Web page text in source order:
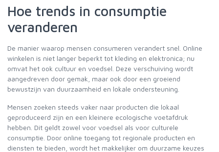
Hoe trends in consumptie
veranderen
De manier waarop mensen consumeren verandert snel. Online
winkelen is niet langer beperkt tot kleding en elektronica; nu
omvat het ook cultuur en voedsel. Deze verschuiving wordt
aangedreven door gemak, maar ook door een groeiend
bewustzijn van duurzaamheid en lokale ondersteuning.
Mensen zoeken steeds vaker naar producten die lokaal
geproduceerd zijn en een kleinere ecologische voetafdruk
hebben. Dit geldt zowel voor voedsel als voor culturele
consumptie. Door online toegang tot regionale producten en
diensten te bieden, wordt het makkelijker om duurzame keuzes